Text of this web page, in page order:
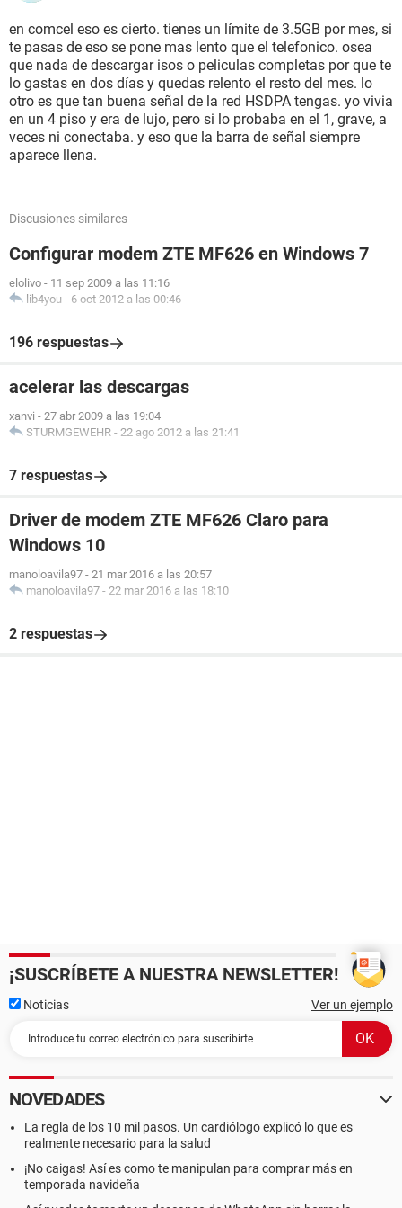
en comcel eso es cierto. tienes un límite de 3.5GB por mes, si
te pasas de eso se pone mas lento que el telefonico. osea
que nada de descargar isos o peliculas completas por que te
lo gastas en dos días y quedas relento el resto del mes. lo
otro es que tan buena señal de la red HSDPA tengas. yo vivia
en un 4 piso y era de lujo, pero si lo probaba en el 1, grave, a
veces ni conectaba. y eso que la barra de señal siempre
aparece llena.
Discusiones similares
Configurar modem ZTE MF626 en Windows 7
elolivo - 11 sep 2009 a las 11:16
lib4you - 6 oct 2012 a las 00:46
196 respuestas
acelerar las descargas
xanvi - 27 abr 2009 a las 19:04
STURMGEWEHR - 22 ago 2012 a las 21:41
7 respuestas
Driver de modem ZTE MF626 Claro para
Windows 10
manoloavila97 - 21 mar 2016 a las 20:57
manoloavila97 - 22 mar 2016 a las 18:10
2 respuestas
¡SUSCRÍBETE A NUESTRA NEWSLETTER!
Noticias Ver un ejemplo
NOVEDADES
La regla de los 10 mil pasos. Un cardiólogo explicó lo que es
realmente necesario para la salud
¡No caigas! Así es como te manipulan para comprar más en
temporada navideña